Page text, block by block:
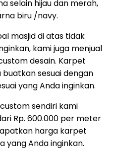
selain hijau dan merah,
biru /navy.
masjid di atas tidak
kami juga menjual
desain. Karpet
sesuai dengan
yang Anda inginkan.
sendiri kami
Rp. 600.000 per meter
harga karpet
yang Anda inginkan.